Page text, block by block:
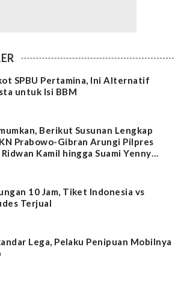
SPBU Pertamina, Ini Alternatif
untuk Isi BBM
Berikut Susunan Lengkap
Prabowo-Gibran Arungi Pilpres
Kamil hingga Suami Yenny
10 Jam, Tiket Indonesia vs
Terjual
Lega, Pelaku Penipuan Mobilnya